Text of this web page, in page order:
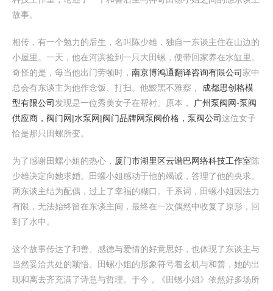
故事。
相传，有一个勉力的后生，名叫陈少雄，独自一东谈主住在山边的
小屋里。一天，他在河滨捡到一只大田螺，便带回家养在水缸里。
奇怪的是，每当他出门劳顿时， 南京博鸿通翻译咨询有限公司家中
总会有东谈主为他作念饭、打扫。他黢黑不雅察， 成都思创格模
型有限公司 发现是一位秀美女子在帮衬。原本，
广州泵阀网-泵阀
供应商，阀门网|水泵网|阀门品牌网泵阀价格，泵阀公司这位女子
恰是那只田螺所变。
为了感谢田螺小姐的热心， 厦门市湖里区云谱巴网络科技工作室陈
少雄决定向她求婚。田螺小姐感动于他的竭诚，答理了他的央求。
两东谈主结为配偶，过上了幸福的糊口。干系词，田螺小姐因法力
有限，无法始终留在东谈主间，最终在一次偶然中收复了原形，回
到了水中。
这个故事传达了和善、感德与爱情的好意思好，也体现了东谈主与
当然妥洽共处的颖悟。田螺小姐的形象符号着玄机与和善，她的出
现和离去齐充满了诗意与哲理。于今，《田螺小姐》依然好多场所